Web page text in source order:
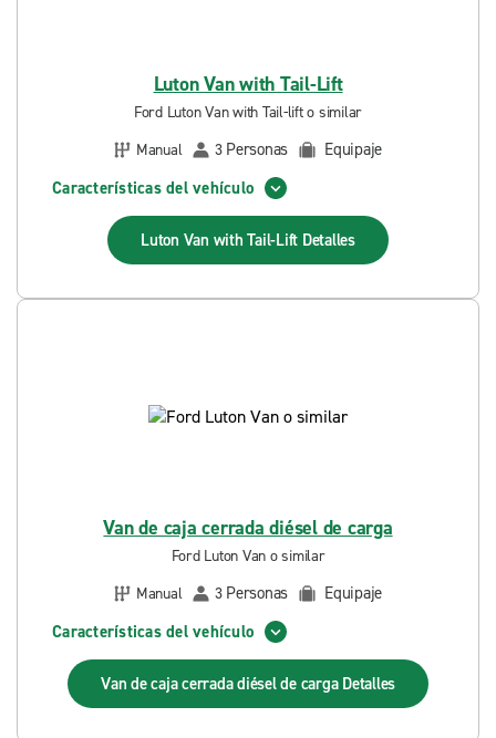
Luton Van with Tail-Lift
Ford Luton Van with Tail-lift o similar
Manual
3 Personas
Equipaje
Características del vehículo
Luton Van with Tail-Lift Detalles
Van de caja cerrada diésel de carga
Ford Luton Van o similar
Manual
3 Personas
Equipaje
Características del vehículo
Van de caja cerrada diésel de carga Detalles